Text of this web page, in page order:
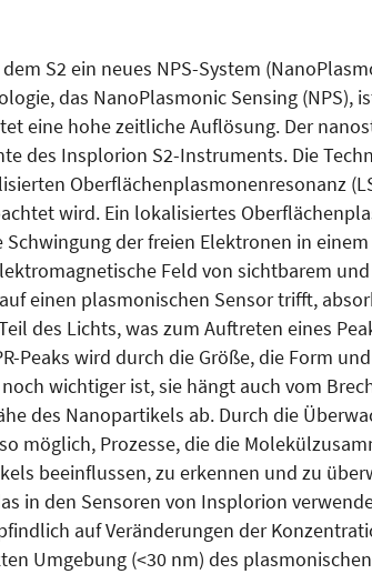
S2 ein neues NPS-System
das NanoPlasmonic Sensing (NPS),
eine hohe zeitliche Auflösung. Der
des Insplorion S2-Instruments. Die
Oberflächenplasmonenresonanz
wird. Ein lokalisiertes
der freien Elektronen in
Feld von sichtbarem
einen plasmonischen Sensor trifft,
des Lichts, was zum Auftreten eines
Peaks wird durch die Größe, die Form
wichtiger ist, sie hängt auch vom
des Nanopartikels ab. Durch die
möglich, Prozesse, die die
beeinflussen, zu erkennen und zu
in den Sensoren von Insplorion
auf Veränderungen der
Umgebung (<30 nm) des